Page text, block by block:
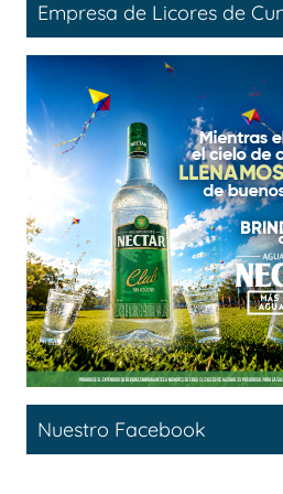
Empresa de Licores de
Nuestro Facebook